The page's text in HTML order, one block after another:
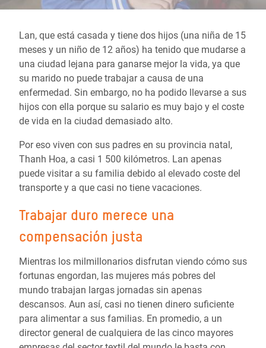
Lan, que está casada y tiene dos hijos (una niña de 15
meses y un niño de 12 años) ha tenido que mudarse a
una ciudad lejana para ganarse mejor la vida, ya que
su marido no puede trabajar a causa de una
enfermedad. Sin embargo, no ha podido llevarse a sus
hijos con ella porque su salario es muy bajo y el coste
de vida en la ciudad demasiado alto.
Por eso viven con sus padres en su provincia natal,
Thanh Hoa, a casi 1 500 kilómetros. Lan apenas
puede visitar a su familia debido al elevado coste del
transporte y a que casi no tiene vacaciones.
Trabajar duro merece una
compensación justa
Mientras los milmillonarios disfrutan viendo cómo sus
fortunas engordan, las mujeres más pobres del
mundo trabajan largas jornadas sin apenas
descansos. Aun así, casi no tienen dinero suficiente
para alimentar a sus familias. En promedio, a un
director general de cualquiera de las cinco mayores